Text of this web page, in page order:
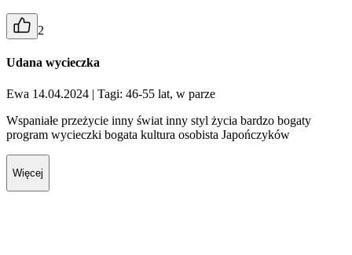
2
Udana wycieczka
Ewa 14.04.2024 | Tagi: 46-55 lat, w parze
Wspaniałe przeżycie inny świat inny styl życia bardzo bogaty
program wycieczki bogata kultura osobista Japończyków
Więcej